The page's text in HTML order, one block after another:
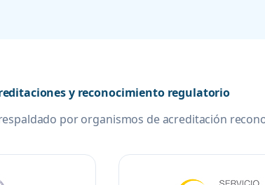
y reconocimiento regulatorio
por organismos de acreditación